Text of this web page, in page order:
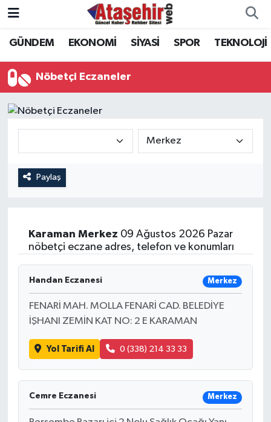
GÜNDEM EKONOMİ SİYASİ SPOR TEKNOLOJİ
Nöbetçi Eczaneler
Paylaş
Karaman Merkez 09 Ağustos 2026 Pazar
nöbetçi eczane adres, telefon ve konumları
Handan Eczanesi Merkez
FENARİ MAH. MOLLA FENARİ CAD. BELEDİYE
İŞHANI ZEMİN KAT NO: 2 E KARAMAN
Yol Tarifi Al 0 (338) 214 33 33
Cemre Eczanesi Merkez
Hava Durumu
Trafik Durumu
Süper Lig Puan Durumu ve Fikstür
Son Dakika Haberleri